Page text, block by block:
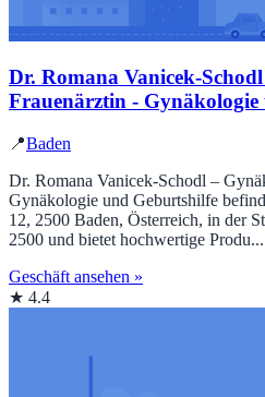
Dr. Romana Vanicek-
Frauenärztin -
📍Baden
Dr. Romana Vanicek-Schodl –
Gynäkologie und Geburtshilfe
12, 2500 Baden, Österreich, in der
2500 und bietet hochwertige Produ...
Geschäft ansehen »
★ 4.4